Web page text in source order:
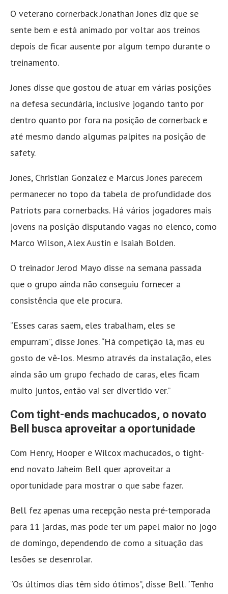
O veterano cornerback Jonathan Jones diz que se
sente bem e está animado por voltar aos treinos
depois de ficar ausente por algum tempo durante o
treinamento.
Jones disse que gostou de atuar em várias posições
na defesa secundária, inclusive jogando tanto por
dentro quanto por fora na posição de cornerback e
até mesmo dando algumas palpites na posição de
safety.
Jones, Christian Gonzalez e Marcus Jones parecem
permanecer no topo da tabela de profundidade dos
Patriots para cornerbacks. Há vários jogadores mais
jovens na posição disputando vagas no elenco, como
Marco Wilson, Alex Austin e Isaiah Bolden.
O treinador Jerod Mayo disse na semana passada
que o grupo ainda não conseguiu fornecer a
consistência que ele procura.
“Esses caras saem, eles trabalham, eles se
empurram”, disse Jones. “Há competição lá, mas eu
gosto de vê-los. Mesmo através da instalação, eles
ainda são um grupo fechado de caras, eles ficam
muito juntos, então vai ser divertido ver.”
Com tight-ends machucados, o novato
Bell busca aproveitar a oportunidade
Com Henry, Hooper e Wilcox machucados, o tight-
end novato Jaheim Bell quer aproveitar a
oportunidade para mostrar o que sabe fazer.
Bell fez apenas uma recepção nesta pré-temporada
para 11 jardas, mas pode ter um papel maior no jogo
de domingo, dependendo de como a situação das
lesões se desenrolar.
“Os últimos dias têm sido ótimos”, disse Bell. “Tenho